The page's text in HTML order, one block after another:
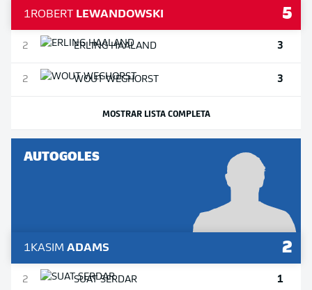
1ROBERT LEWANDOWSKI 5
2 ERLINGHAALAND 3
2 WOUTWEGHORST 3
MOSTRAR LISTA COMPLETA
AUTOGOLES
1 KASIM ADAMS 2
2 SUATSERDAR 1